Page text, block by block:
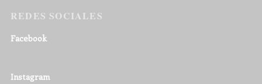
REDES SOCIALES
Facebook
Instagram